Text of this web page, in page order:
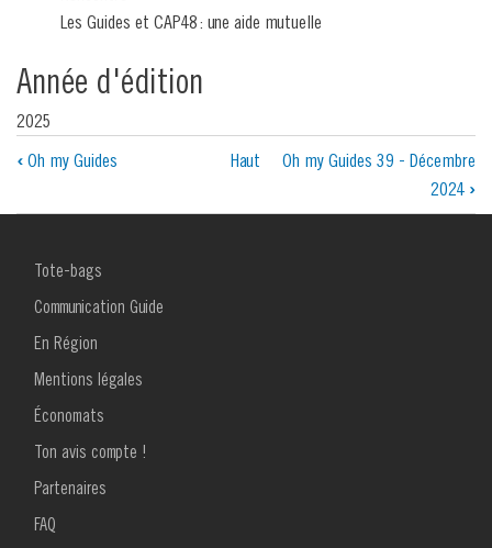
Les Guides et CAP48 : une aide mutuelle
Année d'édition
2025
Liens
livre
pour
Oh
my
Guides
43
‹Oh my Guides Haut
Oh my Guides 39 - Décembre
2024 ›
MENU
FOOTER
Tote-bags
Communication Guide
En Région
Mentions légales
Économats
Ton avis compte !
MENU
FOOTER
Partenaires
FAQ